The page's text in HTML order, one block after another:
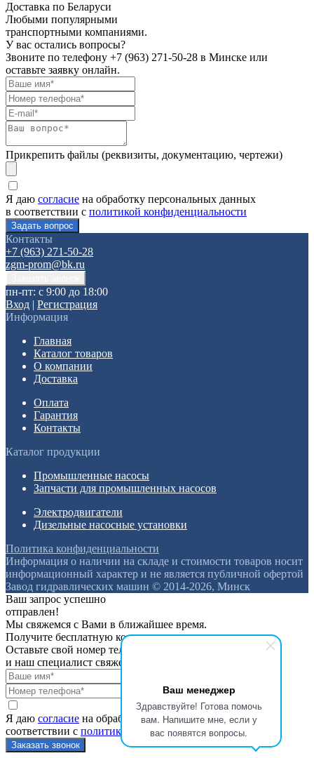
Ваш менеджер
Здравствуйте! Готова помочь
вам. Напишите мне, если у
вас появятся вопросы.
Доставка по Беларуси
Любыми популярными
транспортными компаниями.
У вас остались вопросы?
Звоните по телефону +7 (963) 271-50-28 в Минске или
оставьте заявку онлайн.
Прикрепить файлы (реквизиты, документацию, чертежи)
Я даю согласие на обработку персональных данных
в соответствии с политикой конфиденциальности
Контакты
+7 (963) 271-50-28
zgm-prom@bk.ru
пн-пт: с 9:00 до 18:00
Вход | Регистрация
Информация
Главная
Каталог товаров
О компании
Доставка
Оплата
Гарантия
Контакты
Каталог продукции
Промышленные насосы
Запчасти для промышленных насосов
Электродвигатели
Дизельные насосные установки
Политика конфиденциальности
Информация о наличии на складе и стоимости товаров носит
информационный характер и не является публичной офертой
Завод гидравлических машин © 2014-2026, Минск
Ваш запрос успешно
отправлен!
Мы свяжемся с Вами в ближайшее время.
Получите бесплатную консультацию
Оставьте свой номер телефона
и наш специалист свяжется с вами
Я даю согласие на обработку персональных данных в
соответствии с политикой конфиденциальности